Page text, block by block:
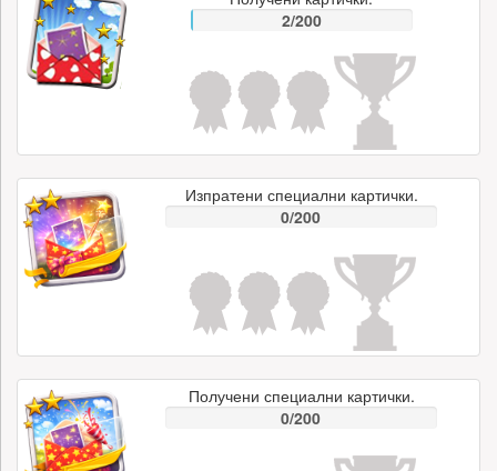
2/200
Изпратени специални картички.
0/200
Получени специални картички.
0/200